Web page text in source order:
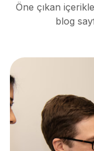
Öne çıkan
blog